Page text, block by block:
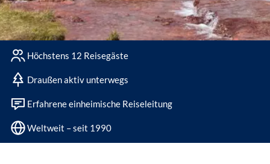
Höchstens 12 Reisegäste
Draußen aktiv unterwegs
Erfahrene einheimische Reiseleitung
Weltweit – seit 1990